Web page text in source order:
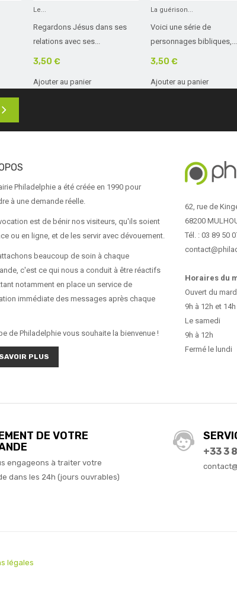
Le...
Regardons Jésus dans ses
relations avec ses...
3,50 €
Ajouter au panier
La guérison...
Voici une série de
personnages bibliques,...
3,50 €
Ajouter au panier
Philadelphie a été créée en 1990 pour
à une demande réelle.
est de bénir nos visiteurs, qu'ils soient
ou en ligne, et de les servir avec dévouement.
beaucoup de soin à chaque
c'est ce qui nous a conduit à être réactifs
notamment en place un service de
immédiate des messages après chaque
de Philadelphie vous souhaite la bienvenue !
PLUS
62, rue de
68200
Tél. : 03 89 50
Horaires du
Ouvert du
9h à 12h et
Le samedi
9h à 12h
Fermé le lundi
DE VOTRE
engageons à traiter votre
dans les 24h (jours ouvrables)
+33 3
légales